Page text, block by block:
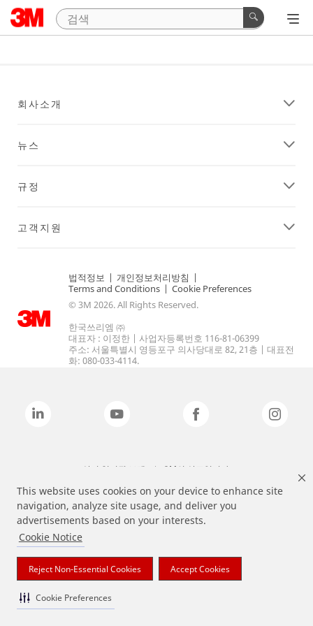
This website uses cookies on your device to enhance site
navigation, analyze site usage, and deliver you
advertisements based on your interests.
Cookie Notice
Reject Non-Essential Cookies Accept Cookies
Cookie Preferences
회사소개
뉴스
규정
고객지원
법적정보 | 개인정보처리방침 |
Terms and Conditions | Cookie Preferences
© 3M 2026. All Rights Reserved.
한국쓰리엠 ㈜
대표자 : 이정한 | 사업자등록번호 116-81-06399
주소: 서울특별시 영등포구 의사당대로 82, 21층 | 대표전
화: 080-033-4114.
상기 열거된 브랜드는 3M의 상표입니다.